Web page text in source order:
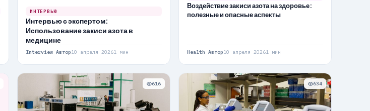
ИНТЕРВЬЮ
Интервью с экспертом:
Использование закиси азота в
медицине
Interview Автор10 апреля 20261 мин
Воздействие закиси азота на здоровье:
полезные и опасные аспекты
Health Автор10 апреля 20261 мин
616 634